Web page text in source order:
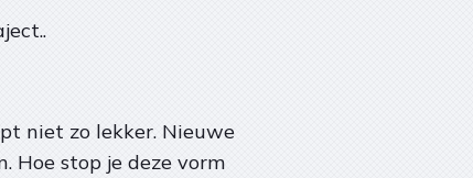
niet zo lekker. Nieuwe
Hoe stop je deze vorm